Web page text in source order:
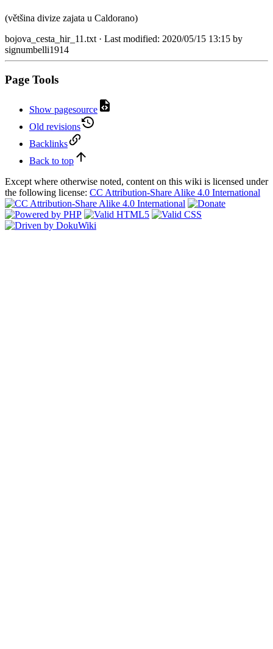
(většina divize zajata u Caldorano)
bojova_cesta_hir_11.txt · Last modified: 2020/05/15 13:15 by
signumbelli1914
Page Tools
Show pagesource
Old revisions
Backlinks
Back to top
Except where otherwise noted, content on this wiki is licensed under
the following license: CC Attribution-Share Alike 4.0 International